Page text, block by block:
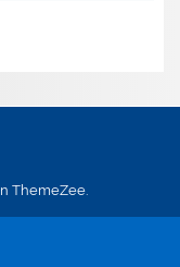
ThemeZee.